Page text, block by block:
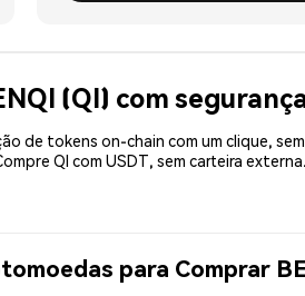
(QI) com
de tokens on-chain com um clique,
QI com USDT, sem carteira
para Comprar